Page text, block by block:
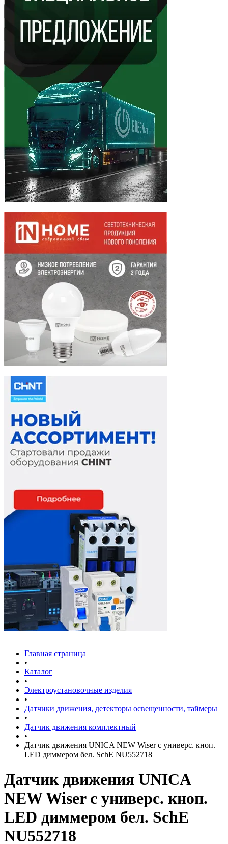
Главная страница
•
Каталог
•
Электроустановочные изделия
•
Датчики движения, детекторы освещенности, таймеры
•
Датчик движения комплектный
•
Датчик движения UNICA NEW Wiser с универс. кноп.
LED диммером бел. SchE NU552718
Датчик движения UNICA
NEW Wiser с универс. кноп.
LED диммером бел. SchE
NU552718